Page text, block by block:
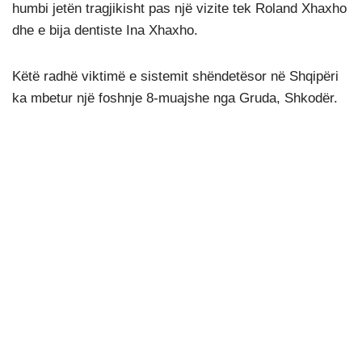
humbi jetën tragjikisht pas një vizite tek Roland Xhaxho
dhe e bija dentiste Ina Xhaxho.
Këtë radhë viktimë e sistemit shëndetësor në Shqipëri
ka mbetur një foshnje 8-muajshe nga Gruda, Shkodër.